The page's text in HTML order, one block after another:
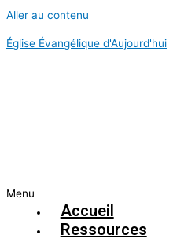
Aller au contenu
Église Évangélique d'Aujourd'hui
Menu
Accueil
Ressources